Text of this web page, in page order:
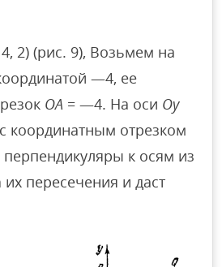
2) (рис. 9), Возьмем на
—4, ее
ОА = —4. На оси Оу
с координатным отрезком
перпендикуляры к осям из
их пересечения и даст